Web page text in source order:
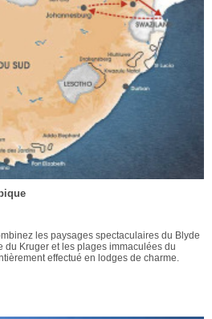
les paysages spectaculaires du Blyde
du Kruger et les plages immaculées du
effectué en lodges de charme.